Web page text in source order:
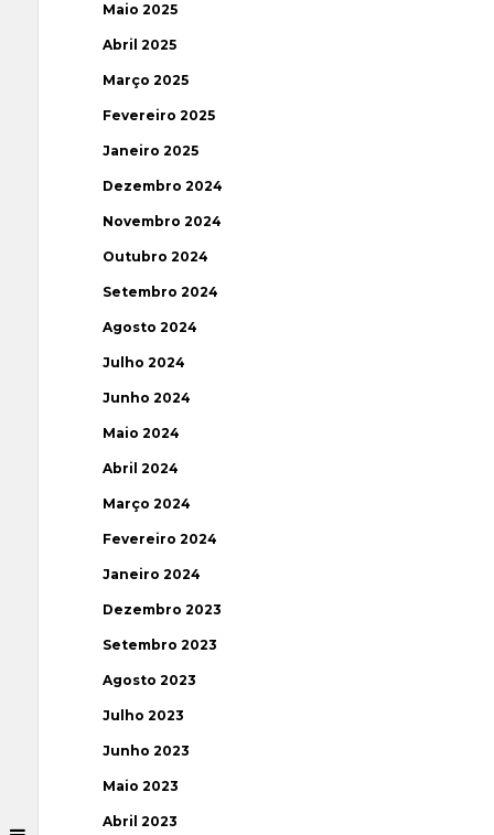
Maio 2025
Abril 2025
Março 2025
Fevereiro 2025
Janeiro 2025
Dezembro 2024
Novembro 2024
Outubro 2024
Setembro 2024
Agosto 2024
Julho 2024
Junho 2024
Maio 2024
Abril 2024
Março 2024
Fevereiro 2024
Janeiro 2024
Dezembro 2023
Setembro 2023
Agosto 2023
Julho 2023
Junho 2023
Maio 2023
Abril 2023